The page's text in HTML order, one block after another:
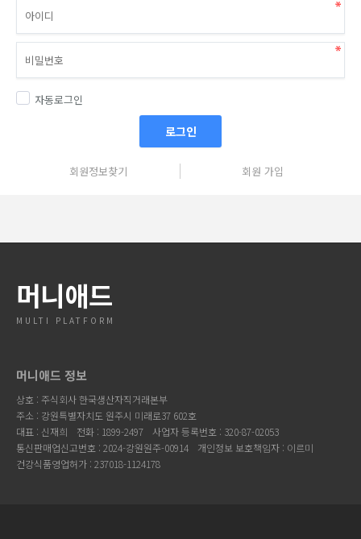
자동로그인
로그인
회원정보찾기 회원 가입
머니애드
MULTI PLATFORM
머니애드 정보
상호 : 주식회사 한국생산자직거래본부
주소 : 강원특별자치도 원주시 미래로37 602호
대표 : 신재희
전화 : 1899-2497
사업자 등록번호 : 320-87-02053
통신판매업신고번호 : 2024-강원원주-00914
개인정보 보호책임자 : 이르미
건강식품영업허가 : 237018-1124178